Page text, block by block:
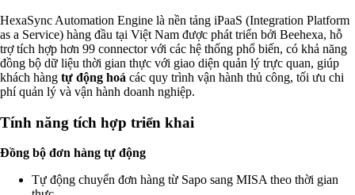
HexaSync Automation Engine là nền tảng iPaaS (Integration Platform
as a Service) hàng đầu tại Việt Nam được phát triển bởi Beehexa, hỗ
trợ tích hợp hơn 99 connector với các hệ thống phổ biến, có khả năng
đồng bộ dữ liệu thời gian thực với giao diện quản lý trực quan, giúp
khách hàng tự động hoá các quy trình vận hành thủ công, tối ưu chi
phí quản lý và vận hành doanh nghiệp.
Tính năng tích hợp triển khai
Đồng bộ đơn hàng tự động
Tự động chuyển đơn hàng từ Sapo sang MISA theo thời gian